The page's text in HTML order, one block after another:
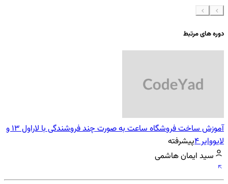
دوره های مرتبط
آموزش ساخت فروشگاه ساعت به صورت چند فروشندگی با لاراول 13 و
لایووایر 4 پیشرفته
سید ایمان هاشمی